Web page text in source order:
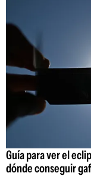
Guía para ver el
dónde conseguir